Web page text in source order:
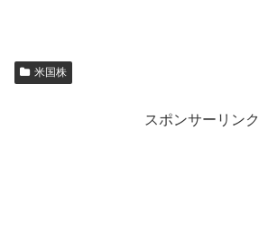
e
米国株
スポンサーリンク